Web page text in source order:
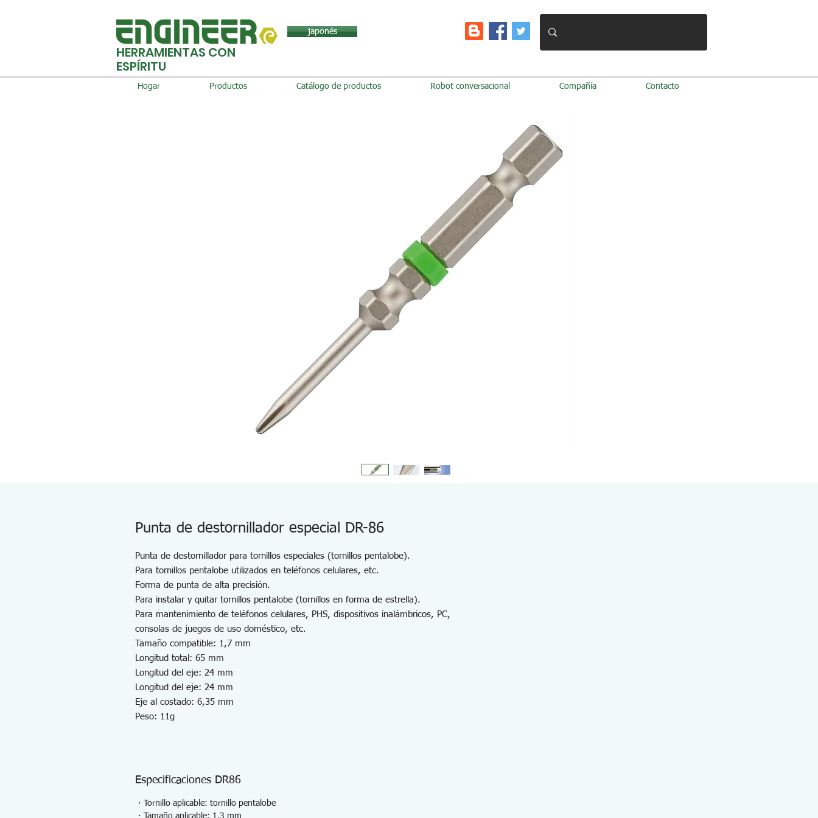
japonés
HERRAMIENTAS CON
ESPÍRITU
Hogar Productos Catálogo de productos Robot conversacional Compañía Contacto
Punta de destornillador especial DR-86
Punta de destornillador para tornillos especiales (tornillos pentalobe).
Para tornillos pentalobe utilizados en teléfonos celulares, etc.
Forma de punta de alta precisión.
Para instalar y quitar tornillos pentalobe (tornillos en forma de estrella).
Para mantenimiento de teléfonos celulares, PHS, dispositivos inalámbricos, PC,
consolas de juegos de uso doméstico, etc.
Tamaño compatible: 1,7 mm
Longitud total: 65 mm
Longitud del eje: 24 mm
Longitud del eje: 24 mm
Eje al costado: 6,35 mm
Peso: 11g
Especificaciones DR86
・Tornillo aplicable: tornillo pentalobe
・Tamaño aplicable: 1,3 mm